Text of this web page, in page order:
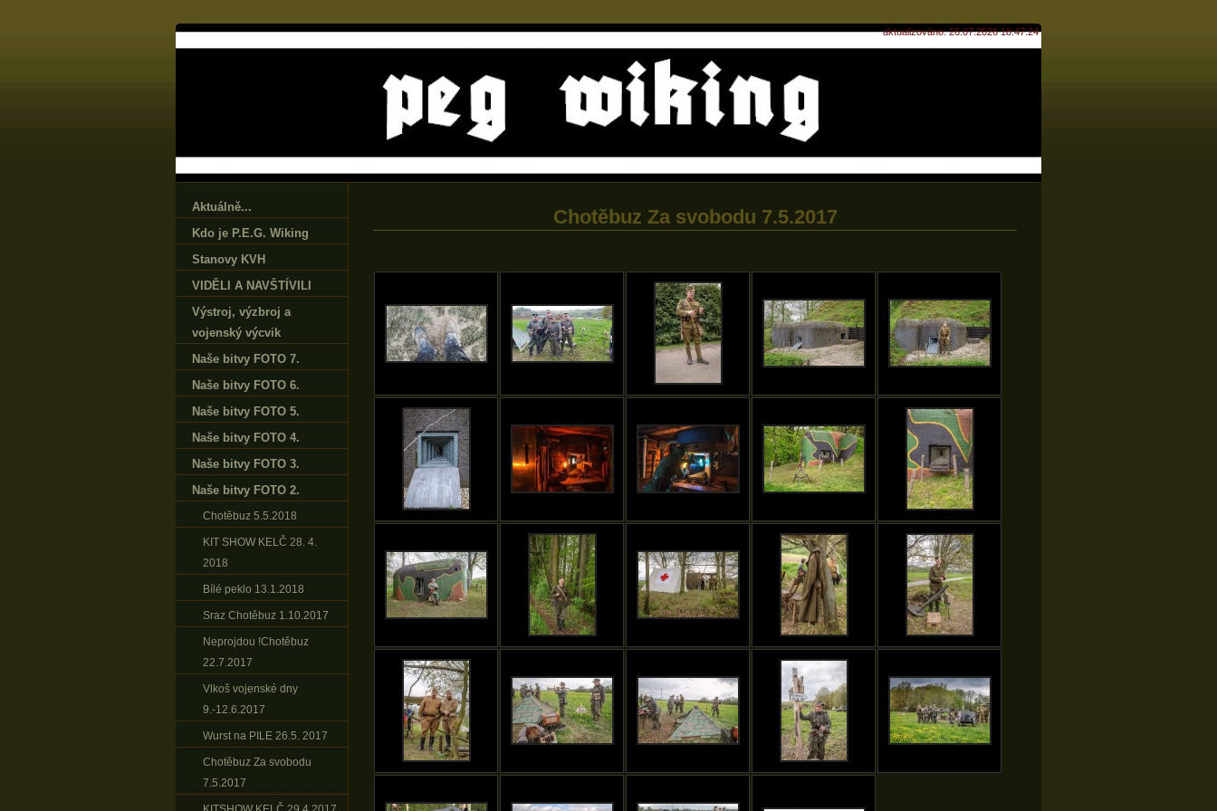
aktualizováno: 26.07.2026 18:47:24
Chotěbuz Za svobodu 7.5.2017
Aktuálně...
Kdo je P.E.G. Wiking
Stanovy KVH
VIDĚLI A NAVŠTÍVILI
Výstroj‚ výzbroj a
vojenský výcvik
Naše bitvy FOTO 7.
Naše bitvy FOTO 6.
Naše bitvy FOTO 5.
Naše bitvy FOTO 4.
Naše bitvy FOTO 3.
Naše bitvy FOTO 2.
Chotěbuz 5.5.2018
KIT SHOW KELČ 28. 4.
2018
Bílé peklo 13.1.2018
Sraz Chotěbuz 1.10.2017
Neprojdou !Chotěbuz
22.7.2017
Vlkoš vojenské dny
9.-12.6.2017
Wurst na PILE 26.5. 2017
Chotěbuz Za svobodu
7.5.2017